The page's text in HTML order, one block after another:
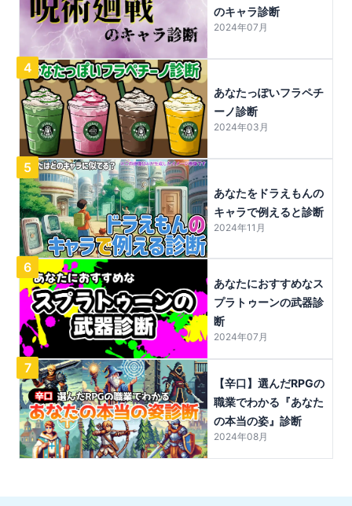
のキャラ診断
2024年07月
4
あなたっぽいフラペチ
ーノ診断
2024年03月
5
あなたをドラえもんの
キャラで例えると診断
2024年11月
6
あなたにおすすめなス
プラトゥーンの武器診
断
2024年07月
7
【辛口】選んだRPGの
職業でわかる『あなた
の本当の姿』診断
2024年08月